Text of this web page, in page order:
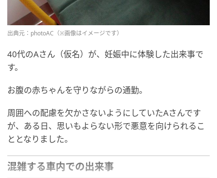
出典元：photoAC（※画像はイメージです）
40代のAさん（仮名）が、妊娠中に体験した出来事で
す。
お腹の赤ちゃんを守りながらの通勤。
周囲への配慮を欠かさないようにしていたAさんです
が、ある日、思いもよらない形で悪意を向けられるこ
ととなりました。
混雑する車内での出来事